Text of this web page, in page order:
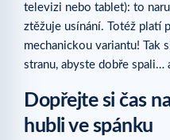
televizi nebo tablet): to
ztěžuje usínání. Totéž platí
mechanickou variantu! Tak
stranu, abyste dobře spali…
Dopřejte si čas
hubli ve spánku